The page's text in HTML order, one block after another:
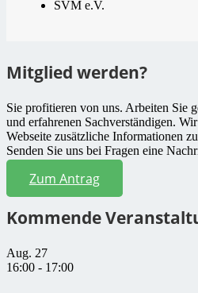
SVM e.V.
Mitglied werden?
Sie profitieren von uns. Arbeiten Sie
und erfahrenen Sachverständigen.
Webseite zusätzliche Informationen
Senden Sie uns bei Fragen eine
Zum Antrag
Kommende
Aug. 27
16:00 - 17:00